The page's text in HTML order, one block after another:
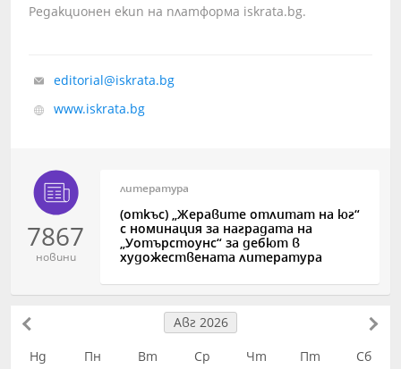
Редакционен екип на платформа iskrata.bg.
editorial@iskrata.bg
www.iskrata.bg
7867
новини
литература
(откъс) „Жеравите отлитат на юг“
с номинация за наградата на
„Уотърстоунс“ за дебют в
художествената литература
Авг 2026
Нд
Пн Вт Ср Чт Пт
Сб